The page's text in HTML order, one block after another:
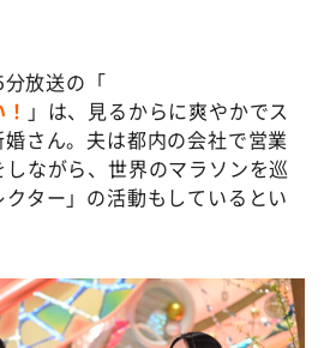
・・・
プ
×福井アナ「なんでやねん！？」
！シーズン２
ダ
放送の「
」は、見るからに爽やかでス
さん。夫は都内の会社で営業
ながら、世界のマラソンを巡
ター」の活動もしているとい